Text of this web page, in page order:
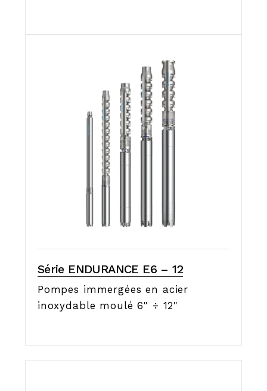
Série ENDURANCE E6 – 12
Pompes immergées en acier
inoxydable moulé 6" ÷ 12"